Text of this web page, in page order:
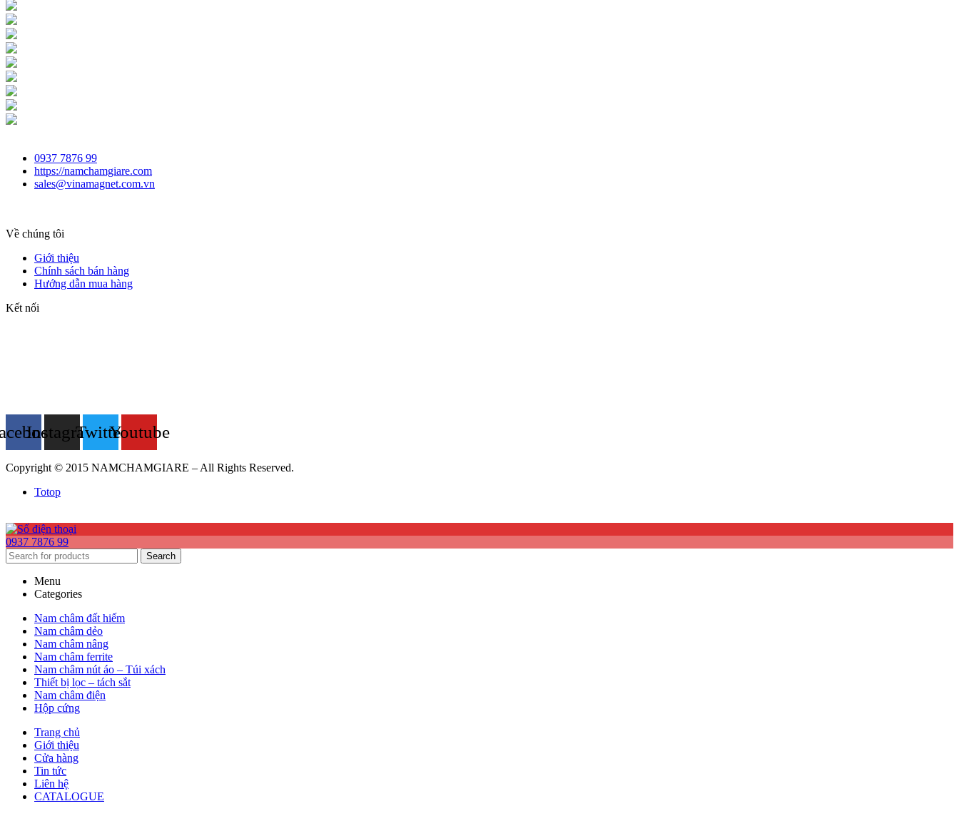
0937 7876 99
https://namchamgiare.com
sales@vinamagnet.com.vn
Về chúng tôi
Giới thiệu
Chính sách bán hàng
Hướng dẫn mua hàng
Kết nối
InstagramTwitterYoutube
Copyright © 2015 NAMCHAMGIARE – All Rights Reserved.
Totop
0937 7876 99
Search
Menu
Categories
Nam châm đất hiếm
Nam châm dẻo
Nam châm nâng
Nam châm ferrite
Nam châm nút áo – Túi xách
Thiết bị lọc – tách sắt
Nam châm điện
Hộp cứng
Trang chủ
Giới thiệu
Cửa hàng
Tin tức
Liên hệ
CATALOGUE